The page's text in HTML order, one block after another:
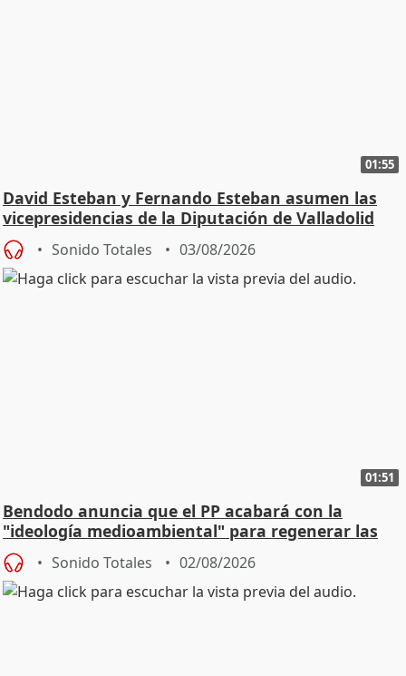
01:55
David Esteban y Fernando Esteban asumen las
vicepresidencias de la Diputación de Valladolid
Sonido Totales 03/08/2026
01:51
Bendodo anuncia que el PP acabará con la
"ideología medioambiental" para regenerar las
playas
Sonido Totales 02/08/2026